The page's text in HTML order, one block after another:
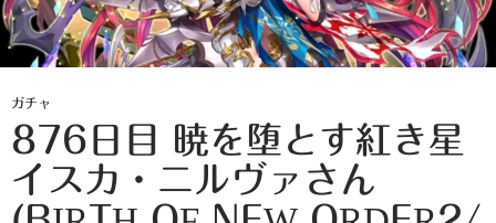
ガチャ
876日目 暁を堕とす紅き星
イスカ・ニルヴァさん